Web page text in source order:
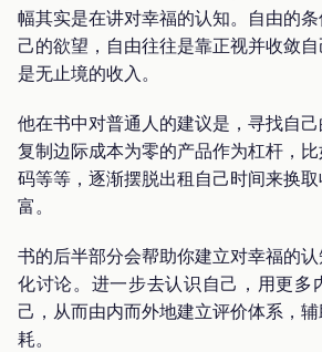
幅其实是在讲对幸福的认知。自由的
己的欲望，自由往往是靠正视并收敛
是无止境的收入。
他在书中对普通人的建议是，寻找自
复制边际成本为零的产品作为杠杆，
码等等，逐渐摆脱出租自己时间来换
富。
书的后半部分会帮助你建立对幸福的
化讨论。进一步去认识自己，用更多
己，从而由内而外地建立评价体系，
耗。